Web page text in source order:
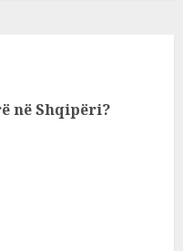
në Shqipëri?